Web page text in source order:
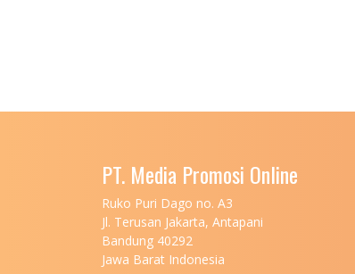
PT. Media Promosi Online
Ruko Puri Dago no. A3
Jl. Terusan Jakarta, Antapani
Bandung 40292
Jawa Barat Indonesia